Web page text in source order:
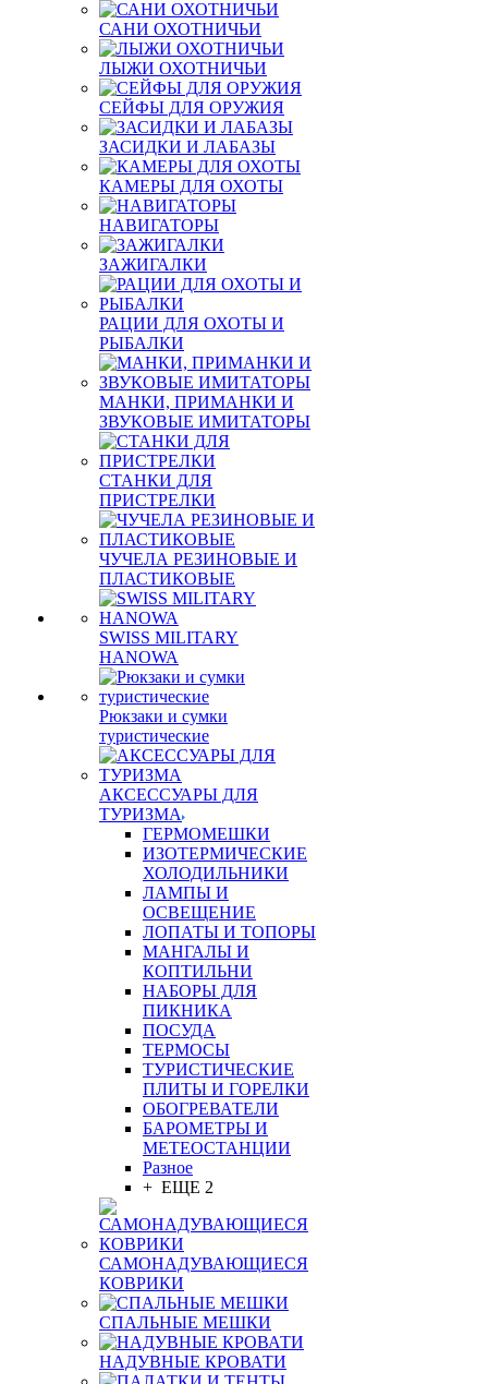
САНИ ОХОТНИЧЬИ
ЛЫЖИ ОХОТНИЧЬИ
СЕЙФЫ ДЛЯ ОРУЖИЯ
ЗАСИДКИ И ЛАБАЗЫ
КАМЕРЫ ДЛЯ ОХОТЫ
НАВИГАТОРЫ
ЗАЖИГАЛКИ
РАЦИИ ДЛЯ ОХОТЫ И
РЫБАЛКИ
МАНКИ, ПРИМАНКИ И
ЗВУКОВЫЕ ИМИТАТОРЫ
СТАНКИ ДЛЯ
ПРИСТРЕЛКИ
ЧУЧЕЛА РЕЗИНОВЫЕ И
ПЛАСТИКОВЫЕ
SWISS MILITARY
HANOWA
Рюкзаки и сумки
туристические
АКСЕССУАРЫ ДЛЯ
ТУРИЗМА
ГЕРМОМЕШКИ
ИЗОТЕРМИЧЕСКИЕ
ХОЛОДИЛЬНИКИ
ЛАМПЫ И
ОСВЕЩЕНИЕ
ЛОПАТЫ И ТОПОРЫ
МАНГАЛЫ И
КОПТИЛЬНИ
НАБОРЫ ДЛЯ
ПИКНИКА
ПОСУДА
ТЕРМОСЫ
ТУРИСТИЧЕСКИЕ
ПЛИТЫ И ГОРЕЛКИ
ОБОГРЕВАТЕЛИ
БАРОМЕТРЫ И
МЕТЕОСТАНЦИИ
Разное
+ ЕЩЕ 2
САМОНАДУВАЮЩИЕСЯ
КОВРИКИ
СПАЛЬНЫЕ МЕШКИ
НАДУВНЫЕ КРОВАТИ